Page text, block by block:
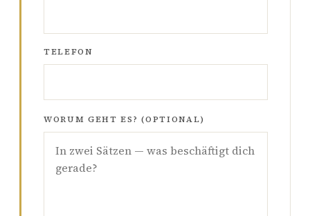
TELEFON
WORUM GEHT ES? (OPTIONAL)